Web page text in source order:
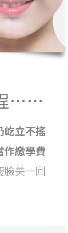
……
屹立不搖
作繳學費
臉美一回